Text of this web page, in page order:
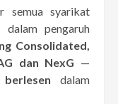
semua syarikat
pengaruh
Consolidated,
dan NexG —
dalam